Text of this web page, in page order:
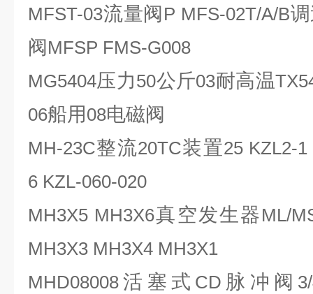
MFST-03流量阀 P MFS-02T/A/B
阀 MFSP FMS-G008
MG5404压力50公斤03耐高温
06船用 08电磁阀
MH-23C整流20TC装置25 KZL2-
6 KZL-060-020
MH3X5 MH3X6真空发生器ML/
MH3X3 MH3X4 MH3X1
MHD08008 活塞式 CD 脉冲阀